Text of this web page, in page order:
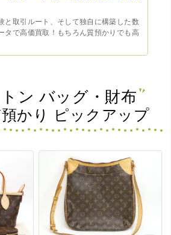
と取引ルート、そして独自に構築した数
タで高価買取！もちろん質預かりでも高
ン バッグ・財布
かり ピックアップ